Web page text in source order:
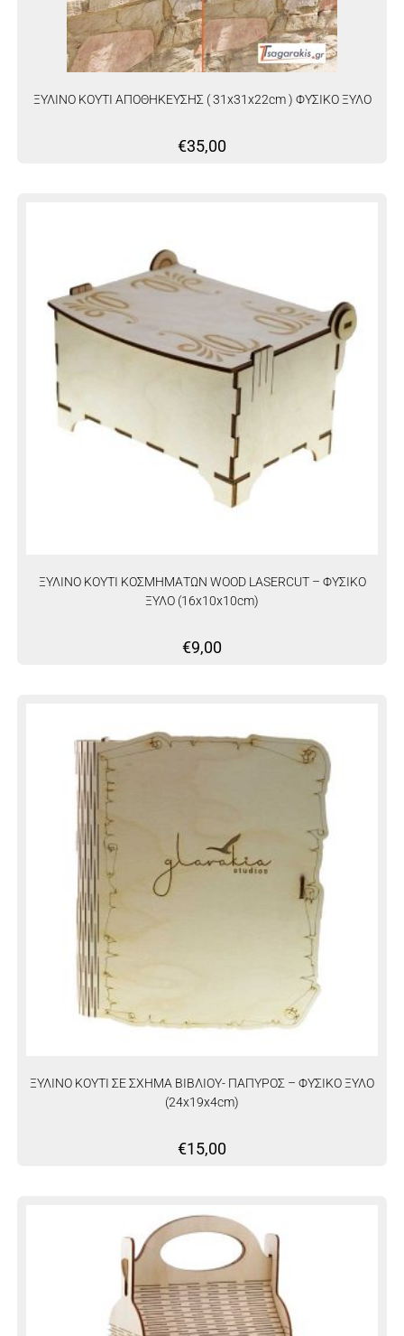
ΞΥΛΙΝΟ ΚΟΥΤΙ ΑΠΟΘΗΚΕΥΣΗΣ ( 31x31x22cm ) ΦΥΣΙΚΟ ΞΥΛΟ
€35,00
ΞΥΛΙΝΟ ΚΟΥΤΙ ΚΟΣΜΗΜΑΤΩΝ WOOD LASERCUT – ΦΥΣΙΚΟ
ΞΥΛΟ (16x10x10cm)
€9,00
ΞΥΛΙΝΟ ΚΟΥΤΙ ΣΕ ΣΧΗΜΑ ΒΙΒΛΙΟΥ- ΠΑΠΥΡΟΣ – ΦΥΣΙΚΟ ΞΥΛΟ
(24x19x4cm)
€15,00